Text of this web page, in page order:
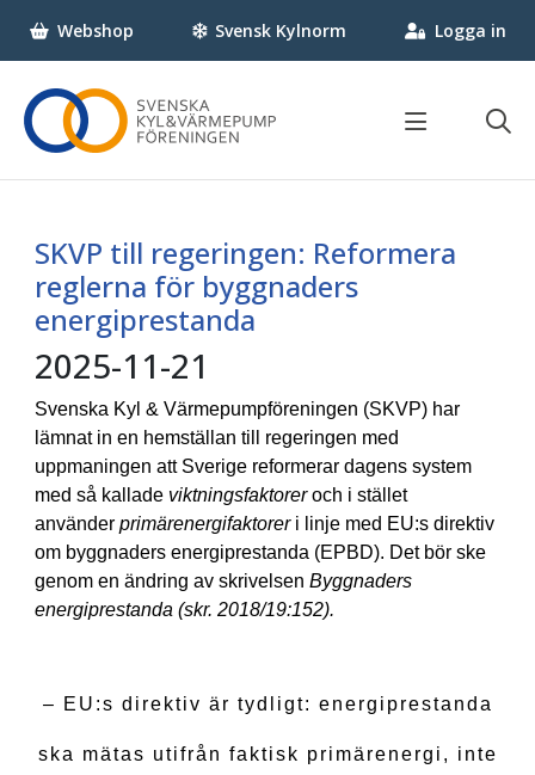
Webshop Svensk Kylnorm Logga in
Vad gör Svenska Kyl & Värmepumpföreningen?
Vi som jobbar här
FAQ
Kontakta oss
Press
Medlem
Bli medlem
Varför bli medlem?
Medlemsförmåner
Våra medlemmar
Nyheter & Statistik
Aktiviteter
Nyheter
Tidningen Klimat
Statistik
Jobb & Utbildning
Varför bli kyl-och värmepumpstekniker
Bli Kyl- och värmepumptekniker
Branschregler Om värmepumpar
SKVP till regeringen: Reformera
reglerna för byggnaders
energiprestanda
2025-11-21
Svenska Kyl & Värmepumpföreningen (SKVP) har
lämnat in en hemställan till regeringen med
uppmaningen att Sverige reformerar dagens system
med så kallade viktningsfaktoreroch i stället
använder primärenergifaktoreri linje med EU:s direktiv
om byggnaders energiprestanda (EPBD). Det bör ske
genom en ändring av skrivelsen Byggnaders
energiprestanda (skr. 2018/19:152).
– EU:s direktiv är tydligt: energiprestanda
ska mätas utifrån faktisk primärenergi, inte